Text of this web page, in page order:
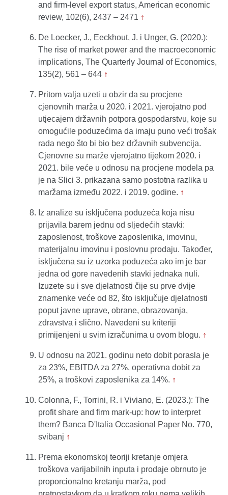
and firm-level export status, American economic
review, 102(6), 2437 – 2471 ↑
De Loecker, J., Eeckhout, J. i Unger, G. (2020.):
The rise of market power and the macroeconomic
implications, The Quarterly Journal of Economics,
135(2), 561 – 644 ↑
Pritom valja uzeti u obzir da su procjene
cjenovnih marža u 2020. i 2021. vjerojatno pod
utjecajem državnih potpora gospodarstvu, koje su
omogućile poduzećima da imaju puno veći trošak
rada nego što bi bio bez državnih subvencija.
Cjenovne su marže vjerojatno tijekom 2020. i
2021. bile veće u odnosu na procjene modela pa
je na Slici 3. prikazana samo postotna razlika u
maržama između 2022. i 2019. godine. ↑
Iz analize su isključena poduzeća koja nisu
prijavila barem jednu od sljedećih stavki:
zaposlenost, troškove zaposlenika, imovinu,
materijalnu imovinu i poslovnu prodaju. Također,
isključena su iz uzorka poduzeća ako im je bar
jedna od gore navedenih stavki jednaka nuli.
Izuzete su i sve djelatnosti čije su prve dvije
znamenke veće od 82, što isključuje djelatnosti
poput javne uprave, obrane, obrazovanja,
zdravstva i slično. Navedeni su kriteriji
primijenjeni u svim izračunima u ovom blogu. ↑
U odnosu na 2021. godinu neto dobit porasla je
za 23%, EBITDA za 27%, operativna dobit za
25%, a troškovi zaposlenika za 14%. ↑
Colonna, F., Torrini, R. i Viviano, E. (2023.): The
profit share and firm mark-up: how to interpret
them? Banca D'Italia Occasional Paper No. 770,
svibanj ↑
Prema ekonomskoj teoriji kretanje omjera
troškova varijabilnih inputa i prodaje obrnuto je
proporcionalno kretanju marža, pod